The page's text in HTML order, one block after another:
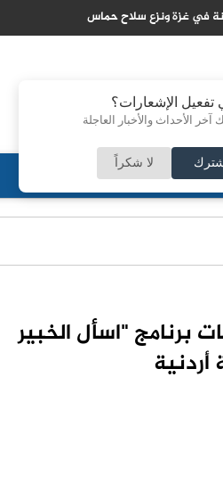
الإشعارات؟
آخر الأحداث والأخبار العاجلة
لا شكراً
في غزة ونزع سلاح حماس
ثقافة مجلس الأمة
برنامج "اسأل الخبير